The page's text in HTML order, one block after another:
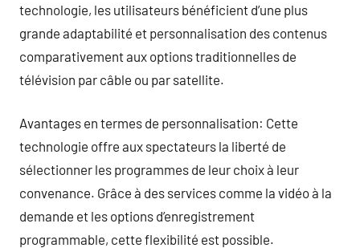
technologie, les utilisateurs bénéficient d’une plus
grande adaptabilité et personnalisation des contenus
comparativement aux options traditionnelles de
télévision par câble ou par satellite.
Avantages en termes de personnalisation: Cette
technologie offre aux spectateurs la liberté de
sélectionner les programmes de leur choix à leur
convenance. Grâce à des services comme la vidéo à la
demande et les options d’enregistrement
programmable, cette flexibilité est possible.